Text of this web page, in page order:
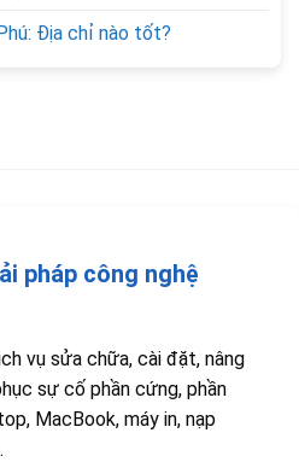
Địa chỉ nào tốt?
pháp công nghệ
vụ sửa chữa, cài đặt, nâng
sự cố phần cứng, phần
MacBook, máy in, nạp